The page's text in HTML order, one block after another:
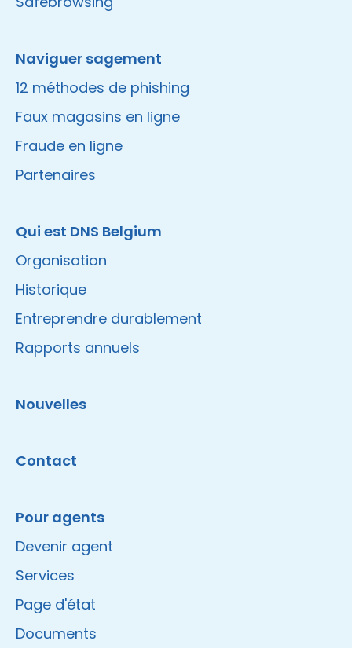
Naviguer sagement
12 méthodes de phishing
Faux magasins en ligne
Fraude en ligne
Partenaires
Qui est DNS Belgium
Organisation
Historique
Entreprendre durablement
Rapports annuels
Nouvelles
Contact
Pour agents
Devenir agent
Services
Page d'état
Documents